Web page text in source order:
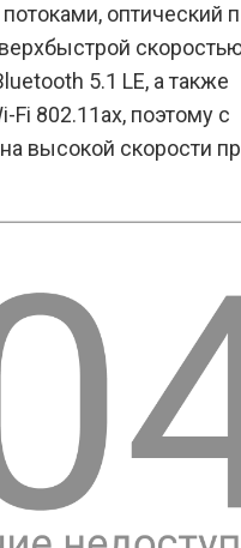
оптический
5.1 LE, а также
Fi 802.11ax, поэтому с
высокой скорости